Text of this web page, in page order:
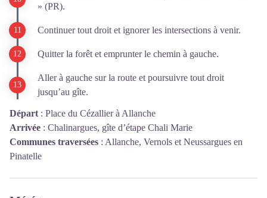
» (PR).
Continuer tout droit et ignorer les intersections à venir.
Quitter la forêt et emprunter le chemin à gauche.
Aller à gauche sur la route et poursuivre tout droit
jusqu’au gîte.
Départ : Place du Cézallier à Allanche
Arrivée : Chalinargues, gîte d’étape Chali Marie
Communes traversées : Allanche, Vernols et Neussargues en
Pinatelle